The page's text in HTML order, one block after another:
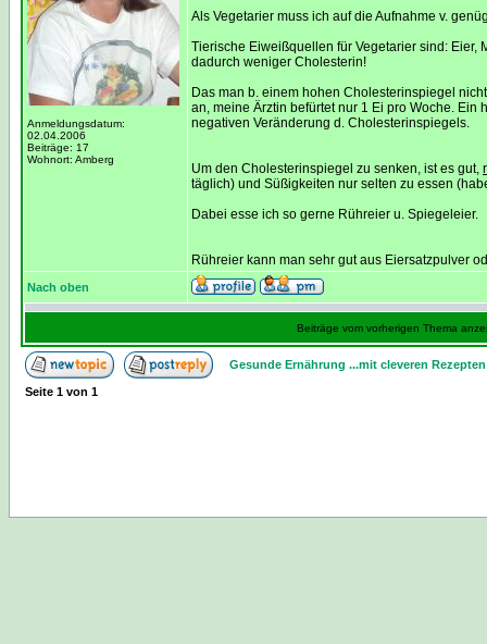
Anmeldungsdatum:
02.04.2006
Beiträge: 17
Wohnort: Amberg
Als Vegetarier muss ich auf die Aufnahme v.
Tierische Eiweißquellen für Vegetarier sind: Eier,
dadurch weniger Cholesterin!
Das man b. einem hohen Cholesterinspiegel
an, meine Ärztin befürtet nur 1 Ei pro Woche.
negativen Veränderung d. Cholesterinspiegels.
Um den Cholesterinspiegel zu senken, ist es gut,
täglich) und Süßigkeiten nur selten zu essen
Dabei esse ich so gerne Rühreier u. Spiegeleier.
Rühreier kann man sehr gut aus Eiersatzpulver
Nach oben
Beiträge vom vorherigen Thema
Gesunde Ernährung ...mit cleveren
Seite 1 von 1